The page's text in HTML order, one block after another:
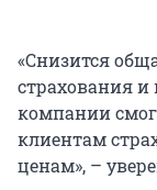
«Снизится
страхования и
компании
клиентам
ценам», –